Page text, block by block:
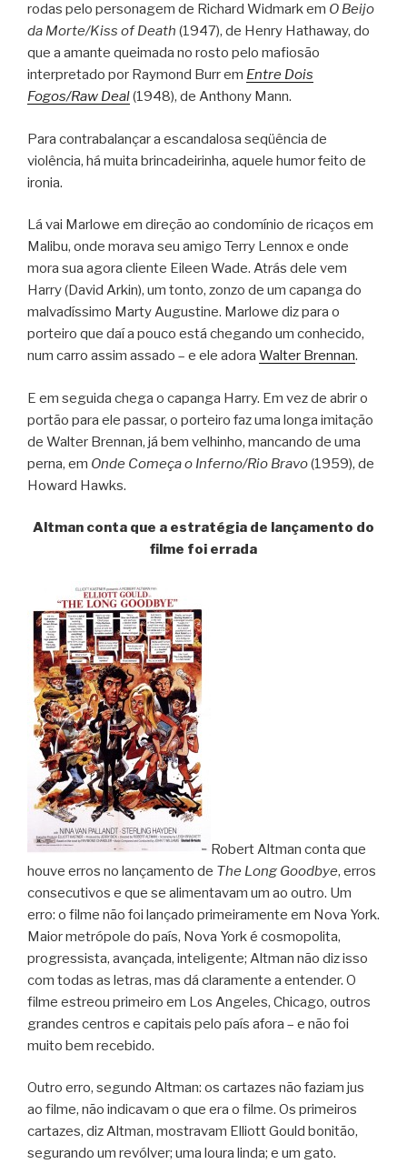
rodas pelo personagem de Richard Widmark em O Beijo
da Morte/Kiss of Death (1947), de Henry Hathaway, do
que a amante queimada no rosto pelo mafiosão
interpretado por Raymond Burr em Entre Dois
Fogos/Raw Deal(1948), de Anthony Mann.
Para contrabalançar a escandalosa seqüência de
violência, há muita brincadeirinha, aquele humor feito de
ironia.
Lá vai Marlowe em direção ao condomínio de ricaços em
Malibu, onde morava seu amigo Terry Lennox e onde
mora sua agora cliente Eileen Wade. Atrás dele vem
Harry (David Arkin), um tonto, zonzo de um capanga do
malvadíssimo Marty Augustine. Marlowe diz para o
porteiro que daí a pouco está chegando um conhecido,
num carro assim assado – e ele adora Walter Brennan.
E em seguida chega o capanga Harry. Em vez de abrir o
portão para ele passar, o porteiro faz uma longa imitação
de Walter Brennan, já bem velhinho, mancando de uma
perna, em Onde Começa o Inferno/Rio Bravo(1959), de
Howard Hawks.
Altman conta que a estratégia de lançamento do
filme foi errada
Robert Altman conta que
houve erros no lançamento de The Long Goodbye, erros
consecutivos e que se alimentavam um ao outro. Um
erro: o filme não foi lançado primeiramente em Nova York.
Maior metrópole do país, Nova York é cosmopolita,
progressista, avançada, inteligente; Altman não diz isso
com todas as letras, mas dá claramente a entender. O
filme estreou primeiro em Los Angeles, Chicago, outros
grandes centros e capitais pelo país afora – e não foi
muito bem recebido.
Outro erro, segundo Altman: os cartazes não faziam jus
ao filme, não indicavam o que era o filme. Os primeiros
cartazes, diz Altman, mostravam Elliott Gould bonitão,
segurando um revólver; uma loura linda; e um gato.